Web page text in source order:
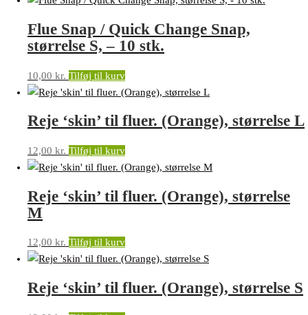
Flue Snap / Quick Change Snap,
størrelse S, – 10 stk.
10,00 kr. Tilføj til kurv
Reje ‘skin’ til fluer. (Orange), størrelse L
12,00 kr. Tilføj til kurv
Reje ‘skin’ til fluer. (Orange), størrelse
M
12,00 kr. Tilføj til kurv
Reje ‘skin’ til fluer. (Orange), størrelse S